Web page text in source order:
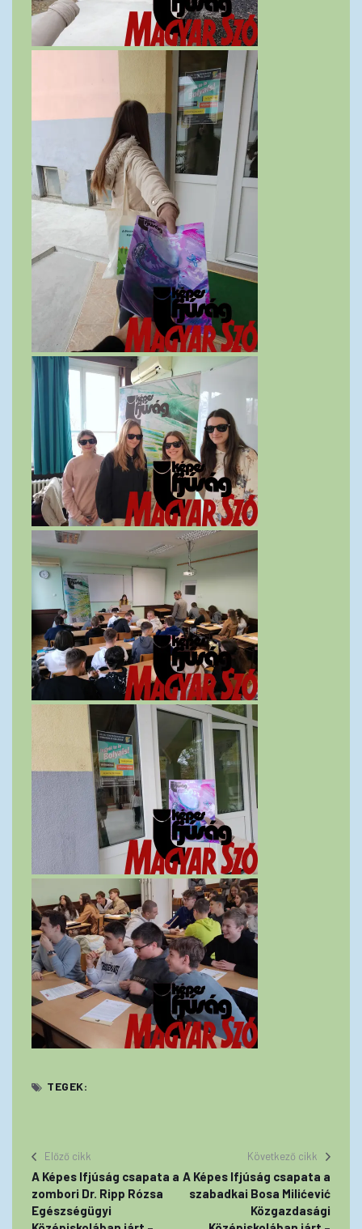
TEGEK:
Előző cikk
A Képes Ifjúság csapata a
zombori Dr. Ripp Rózsa
Egészségügyi
Következő cikk
A Képes Ifjúság csapata a
szabadkai Bosa Milićević
Közgazdasági